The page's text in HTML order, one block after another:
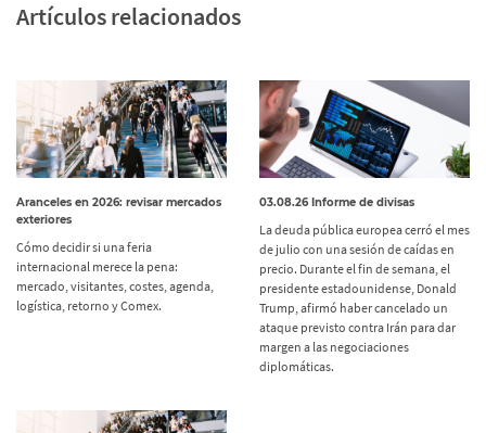
Artículos relacionados
Aranceles en 2026: revisar mercados
exteriores
Cómo decidir si una feria
internacional merece la pena:
mercado, visitantes, costes, agenda,
logística, retorno y Comex.
03.08.26 Informe de divisas
La deuda pública europea cerró el mes
de julio con una sesión de caídas en
precio. Durante el fin de semana, el
presidente estadounidense, Donald
Trump, afirmó haber cancelado un
ataque previsto contra Irán para dar
margen a las negociaciones
diplomáticas.